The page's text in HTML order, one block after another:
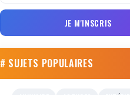
JE M'INSCRIS
# SUJETS POPULAIRES